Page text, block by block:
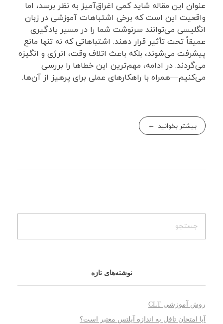
عنوان این مقاله شاید کمی اغراق‌آمیز به نظر برسد، اما
واقعیت این است که برخی اشتباهات آموزشی در زبان
انگلیسی می‌توانند سرنوشت شما را در مسیر یادگیری
عمیقاً تحت تأثیر قرار دهند. اشتباهاتی که نه تنها مانع
پیشرفت می‌شوند، بلکه باعث اتلاف وقت، انرژی و انگیزه
می‌گردند. در ادامه، مهم‌ترین این خطاها را بررسی
می‌کنیم—همراه با راهکارهای عملی برای پرهیز از آن‌ها.
بیشتر بخوانید
نوشته‌های تازه
روش آموزشی CLT
آیا امتحان تافل به اندازه آیلتس معتبر است؟